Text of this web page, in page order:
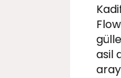
asil